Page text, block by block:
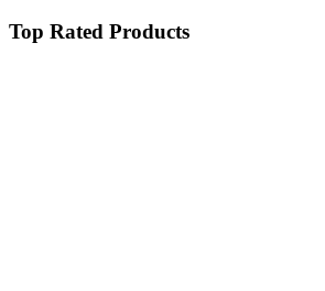
Top Rated Products